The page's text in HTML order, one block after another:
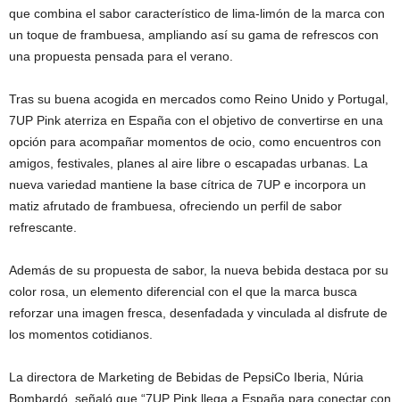
que combina el sabor característico de lima-limón de la marca con
un toque de frambuesa, ampliando así su gama de refrescos con
una propuesta pensada para el verano.
Tras su buena acogida en mercados como Reino Unido y Portugal,
7UP Pink aterriza en España con el objetivo de convertirse en una
opción para acompañar momentos de ocio, como encuentros con
amigos, festivales, planes al aire libre o escapadas urbanas. La
nueva variedad mantiene la base cítrica de 7UP e incorpora un
matiz afrutado de frambuesa, ofreciendo un perfil de sabor
refrescante.
Además de su propuesta de sabor, la nueva bebida destaca por su
color rosa, un elemento diferencial con el que la marca busca
reforzar una imagen fresca, desenfadada y vinculada al disfrute de
los momentos cotidianos.
La directora de Marketing de Bebidas de PepsiCo Iberia, Núria
Bombardó, señaló que “7UP Pink llega a España para conectar con